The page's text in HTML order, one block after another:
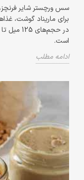
سس ورچستر شایر
برای ماریناد گوشت،
است.
ادامه مطلب